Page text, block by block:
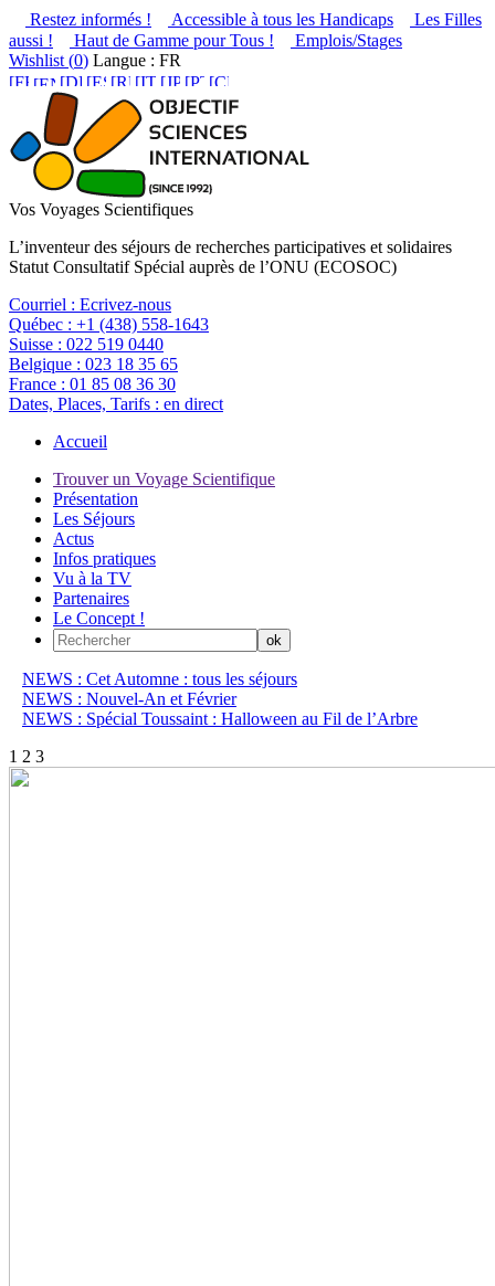
Restez informés ! Accessible à tous les Handicaps
Les Filles
aussi !
Haut de Gamme pour Tous !
Emplois/Stages
Wishlist (0) Langue : FR
Vos Voyages Scientifiques
L’inventeur des séjours de recherches participatives et solidaires
Statut Consultatif Spécial auprès de l’ONU (ECOSOC)
Courriel : Ecrivez-nous
Québec : +1 (438) 558-1643
Suisse : 022 519 0440
Belgique : 023 18 35 65
France : 01 85 08 36 30
Dates, Places, Tarifs : en direct
Accueil
Trouver un Voyage Scientifique
Présentation
Les Séjours
Actus
Infos pratiques
Vu à la TV
Partenaires
Le Concept !
NEWS : Cet Automne : tous les séjours
NEWS : Nouvel-An et Février
NEWS : Spécial Toussaint : Halloween au Fil de l’Arbre
1 2 3